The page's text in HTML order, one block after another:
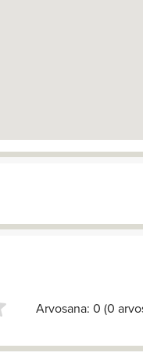
Arvosana: 0 (0